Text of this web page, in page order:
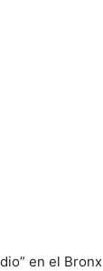
en el Bronx